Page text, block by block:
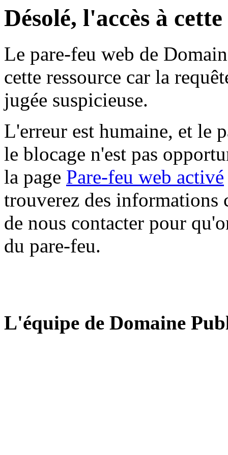
Désolé, l'accès à
Le pare-feu web de
cette ressource car la
jugée suspicieuse.
L'erreur est humaine, et le
le blocage n'est pas
la page Pare-feu web activé
trouverez des informations
de nous contacter pour
du pare-feu.
L'équipe de Domaine